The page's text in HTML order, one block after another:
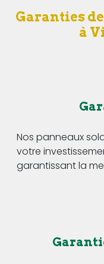
Garanties
à
Nos panneaux
votre
garantissant la